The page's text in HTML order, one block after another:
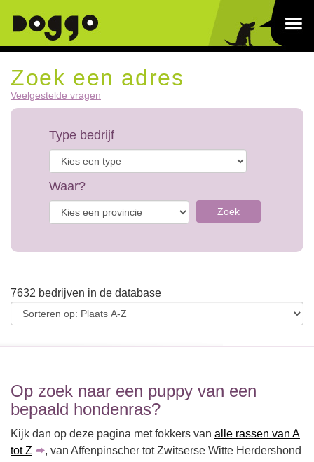
Zoek een adres
Veelgestelde vragen
Type bedrijf
Waar?
Zoek
7632 bedrijven in de database
Op zoek naar een puppy van een
bepaald hondenras?
Kijk dan op deze pagina met fokkers van alle rassen van A
tot Z
, van Affenpinscher tot Zwitserse Witte Herdershond